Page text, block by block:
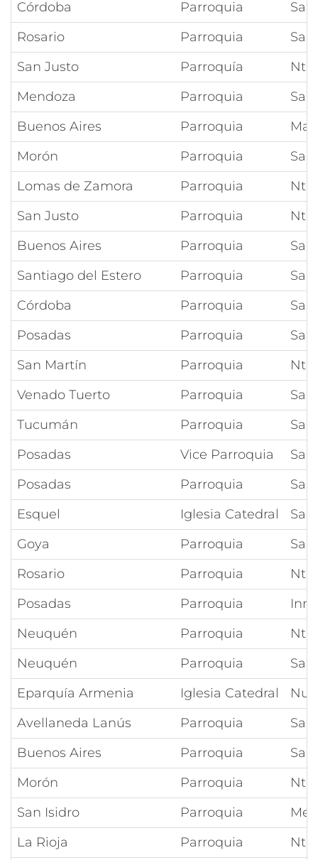
Córdoba
Parroquia
Rosario
Parroquia
San Justo
Parroquía
Mendoza
Parroquia
Buenos Aires
Parroquia
Morón
Parroquia
Lomas de Zamora
Parroquia
San Justo
Parroquia
Buenos Aires
Parroquia
Santiago del Estero
Parroquia
Córdoba
Parroquia
Posadas
Parroquia
San Martín
Parroquia
Venado Tuerto
Parroquia
Tucumán
Parroquia
Posadas
Vice Parroquia
Posadas
Parroquia
Esquel
Iglesia Catedral
Goya
Parroquia
Rosario
Parroquia
Posadas
Parroquia
Neuquén
Parroquia
Neuquén
Parroquia
Eparquía Armenia
Iglesia Catedral
Avellaneda Lanús
Parroquia
Buenos Aires
Parroquia
Morón
Parroquia
San Isidro
Parroquia
La Rioja
Parroquia